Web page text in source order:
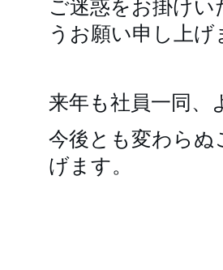
ご迷惑をお掛け
うお願い申し上げ
来年も社員一同、
今後とも変わらぬ
げます。